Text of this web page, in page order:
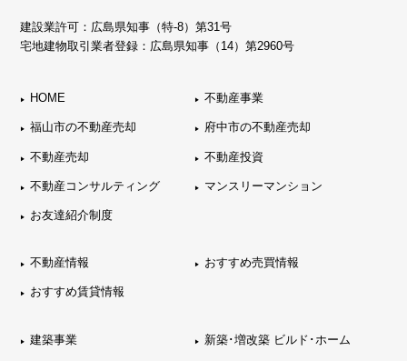
建設業許可：広島県知事（特-8）第31号
宅地建物取引業者登録：広島県知事（14）第2960号
HOME 不動産事業
福山市の不動産売却 府中市の不動産売却
不動産売却 不動産投資
不動産コンサルティング マンスリーマンション
お友達紹介制度
不動産情報 おすすめ売買情報
おすすめ賃貸情報
建築事業 新築･増改築 ビルド･ホーム